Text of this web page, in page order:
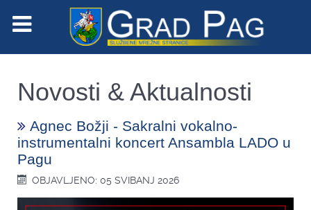
Novosti & Aktualnosti
Agnec Božji - Sakralni vokalno-
instrumentalni koncert Ansambla LADO u
Pagu
OBJAVLJENO: 05 SVIBANJ 2026